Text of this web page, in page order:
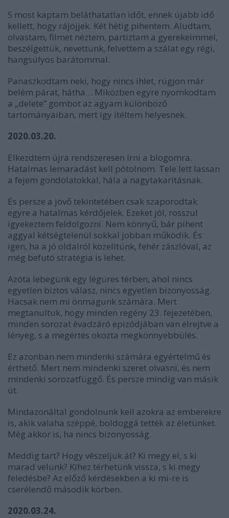
S most kaptam beláthatatlan időt, ennek újabb idő
kellett, hogy rájöjjek. Két hétig pihentem. Aludtam,
olvastam, filmet néztem, partiztam a gyerekeimmel,
beszélgettük, nevettünk, felvettem a szálat egy régi,
hangsúlyos barátommal.
Panaszkodtam neki, hogy nincs ihlet, rúgjon már
belém párat, hátha… Miközben egyre nyomkodtam
a „delete” gombot az agyam különböző
tartományaiban, mert így ítéltem helyesnek.
2020.03.20.
Elkezdtem újra rendszeresen írni a blogomra.
Hatalmas lemaradást kell pótolnom. Tele lett lassan
a fejem gondolatokkal, hála a nagytakarításnak.
És persze a jövő tekintetében csak szaporodtak
egyre a hatalmas kérdőjelek. Ezeket jól, rosszul
igyekeztem feldolgozni. Nem könnyű, bár pihent
aggyal kétségtelenül sokkal jobban működik. És
igen, ha a jó oldalról közelítünk, fehér zászlóval, az
még befutó stratégia is lehet.
Azóta lebegünk egy légüres térben, ahol nincs
egyetlen biztos válasz, nincs egyetlen bizonyosság.
Hacsak nem mi önmagunk számára. Mert
megtanultuk, hogy minden regény 23. fejezetében,
minden sorozat évadzáró epizódjában van elrejtve a
lényeg, s a megértés okozta megkönnyebbülés.
Ez azonban nem mindenki számára egyértelmű és
érthető. Mert nem mindenki szeret olvasni, és nem
mindenki sorozatfüggő. És persze mindig van másik
út.
Mindazonáltal gondolnunk kell azokra az emberekre
is, akik valaha széppé, boldoggá tették az életünket.
Még akkor is, ha nincs bizonyosság.
Meddig tart? Hogy vészeljük át? Ki megy el, s ki
marad velünk? Kihez térhetünk vissza, s ki megy
feledésbe? Az előző kérdésekben a ki mi-re is
cserélendő második körben.
2020.03.24.